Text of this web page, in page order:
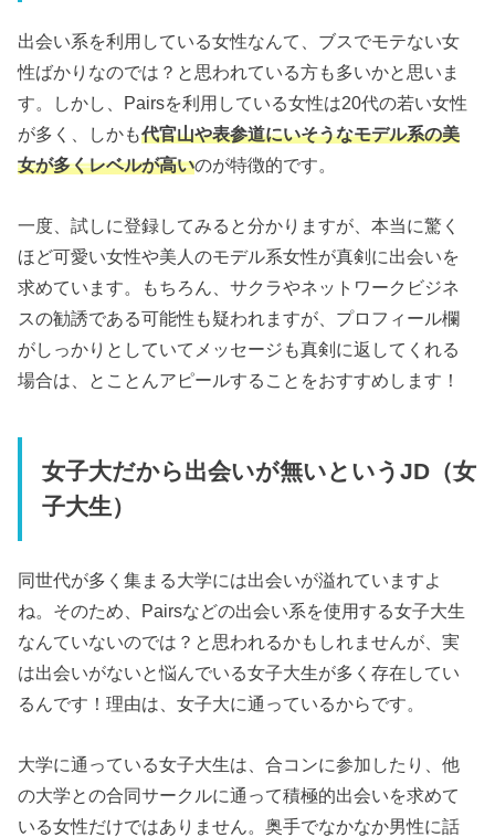
出会い系を利用している女性なんて、ブスでモテない女
性ばかりなのでは？と思われている方も多いかと思いま
す。しかし、Pairsを利用している女性は20代の若い女性
が多く、しかも代官山や表参道にいそうなモデル系の美
女が多くレベルが高いのが特徴的です。
一度、試しに登録してみると分かりますが、本当に驚く
ほど可愛い女性や美人のモデル系女性が真剣に出会いを
求めています。もちろん、サクラやネットワークビジネ
スの勧誘である可能性も疑われますが、プロフィール欄
がしっかりとしていてメッセージも真剣に返してくれる
場合は、とことんアピールすることをおすすめします！
女子大だから出会いが無いというJD（女
子大生）
同世代が多く集まる大学には出会いが溢れていますよ
ね。そのため、Pairsなどの出会い系を使用する女子大生
なんていないのでは？と思われるかもしれませんが、実
は出会いがないと悩んでいる女子大生が多く存在してい
るんです！理由は、女子大に通っているからです。
大学に通っている女子大生は、合コンに参加したり、他
の大学との合同サークルに通って積極的出会いを求めて
いる女性だけではありません。奥手でなかなか男性に話